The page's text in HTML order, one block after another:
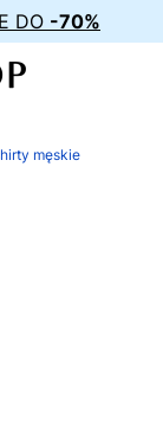
DO -70%
męskie